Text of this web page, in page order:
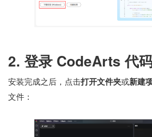
2. 登录 CodeArts 代
安装完成之后，点击打开文件夹或新建
文件：